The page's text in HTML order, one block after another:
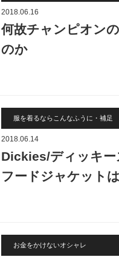
2018.06.16
何故チャンピオン
のか
服を着るならこんなふうに・補足
2018.06.14
Dickies/ディッキー
フードジャケット
お金をかけないオシャレ